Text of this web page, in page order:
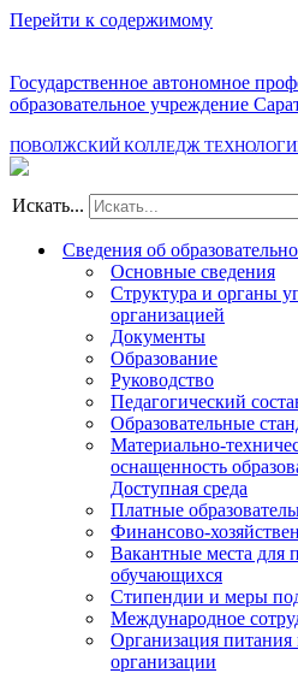
Перейти к содержимому
Государственное автономное
образовательное учреждение
ПОВОЛЖСКИЙ КОЛЛЕДЖ
Искать...
Сведения об
Основные сведения
Структура и органы
организацией
Документы
Образование
Руководство
Педагогический
Образовательные
Материально-
оснащенность
Доступная среда
Платные
Финансово-
Вакантные места для
обучающихся
Стипендии и меры
Международное
Организация питания
организации